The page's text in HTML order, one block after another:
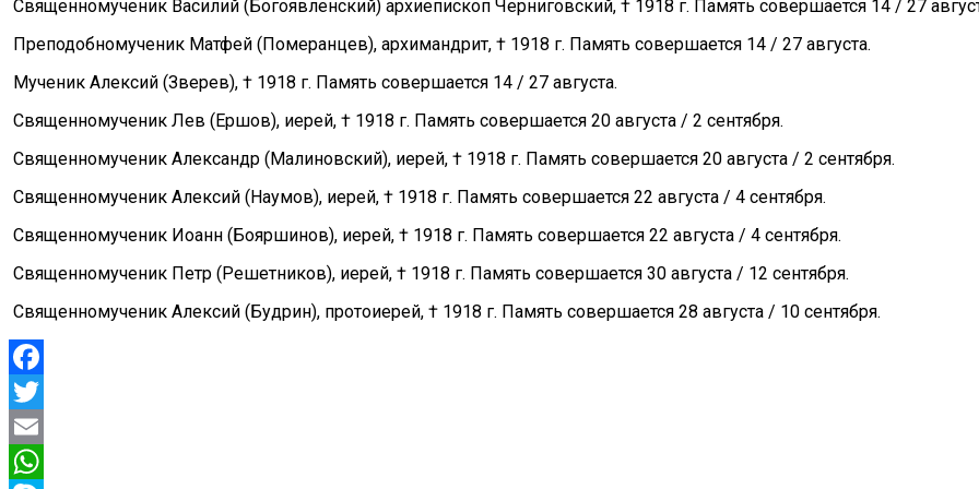
Священномученик Василий (Богоявленский) архиепископ Черниговский, † 1918 г. Память совершается 14 / 27
Преподобномученик Матфей (Померанцев), архимандрит, † 1918 г. Память совершается 14 / 27 августа.
Мученик Алексий (Зверев), † 1918 г. Память совершается 14 / 27 августа.
Священномученик Лев (Ершов), иерей, † 1918 г. Память совершается 20 августа / 2 сентября.
Священномученик Александр (Малиновский), иерей, † 1918 г. Память совершается 20 августа / 2 сентября.
Священномученик Алексий (Наумов), иерей, † 1918 г. Память совершается 22 августа / 4 сентября.
Священномученик Иоанн (Бояршинов), иерей, † 1918 г. Память совершается 22 августа / 4 сентября.
Священномученик Петр (Решетников), иерей, † 1918 г. Память совершается 30 августа / 12 сентября.
Священномученик Алексий (Будрин), протоиерей, † 1918 г. Память совершается 28 августа / 10 сентября.
Facebook
Twitter
Email